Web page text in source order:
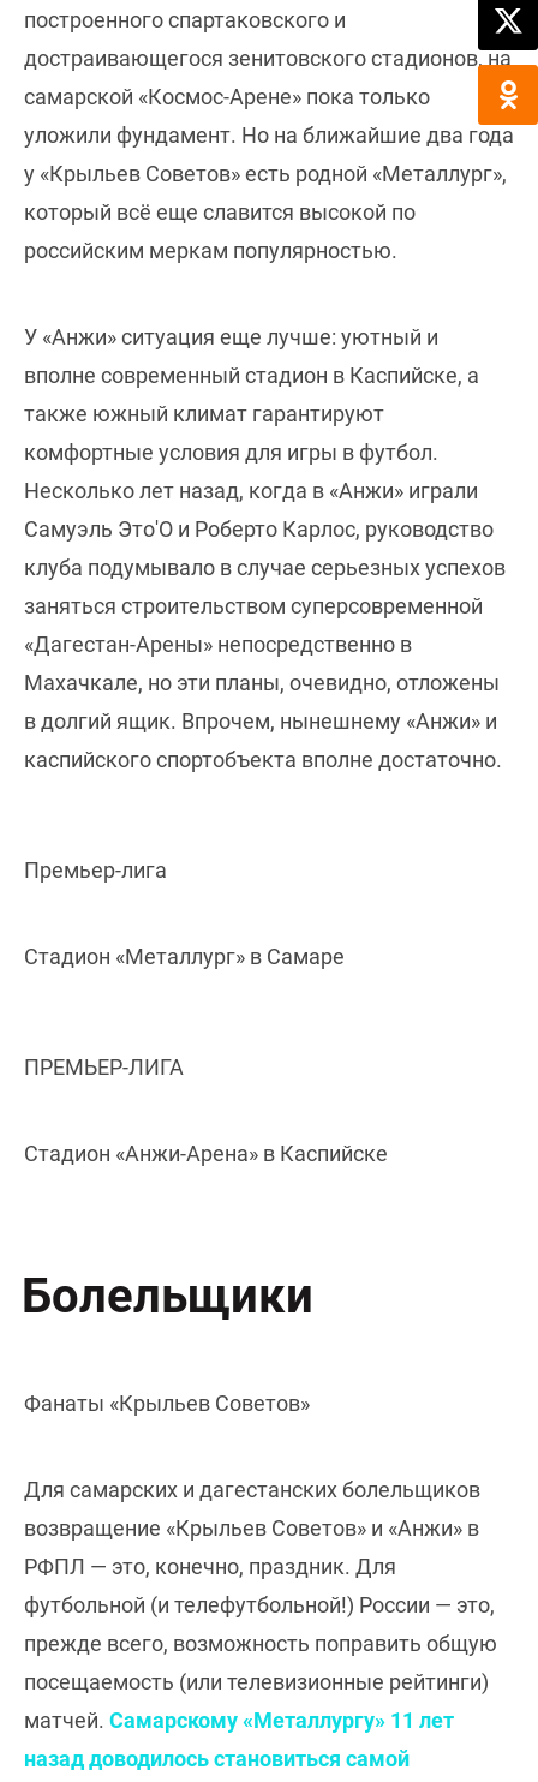
построенного спартаковского и
достраивающегося зенитовского стадионов, на
самарской «Космос-Арене» пока только
уложили фундамент. Но на ближайшие два года
у «Крыльев Советов» есть родной «Металлург»,
который всё еще славится высокой по
российским меркам популярностью.
У «Анжи» ситуация еще лучше: уютный и
вполне современный стадион в Каспийске, а
также южный климат гарантируют
комфортные условия для игры в футбол.
Несколько лет назад, когда в «Анжи» играли
Самуэль Это'О и Роберто Карлос, руководство
клуба подумывало в случае серьезных успехов
заняться строительством суперсовременной
«Дагестан-Арены» непосредственно в
Махачкале, но эти планы, очевидно, отложены
в долгий ящик. Впрочем, нынешнему «Анжи» и
каспийского спортобъекта вполне достаточно.
Премьер-лига
Стадион «Металлург» в Самаре
ПРЕМЬЕР-ЛИГА
Стадион «Анжи-Арена» в Каспийске
Болельщики
Фанаты «Крыльев Советов»
Для самарских и дагестанских болельщиков
возвращение «Крыльев Советов» и «Анжи» в
РФПЛ — это, конечно, праздник. Для
футбольной (и телефутбольной!) России — это,
прежде всего, возможность поправить общую
посещаемость (или телевизионные рейтинги)
матчей. Самарскому «Металлургу» 11 лет
назад доводилось становиться самой